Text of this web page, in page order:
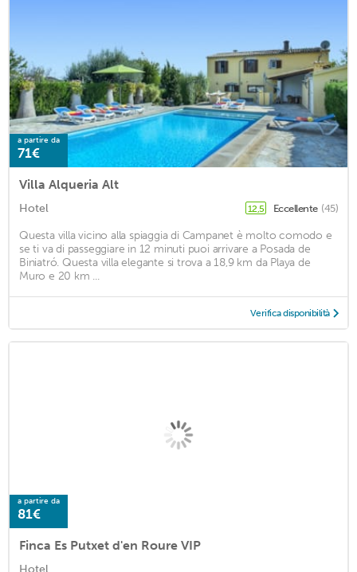
a partire da
71€
Villa Alqueria Alt
Hotel 12,5 Eccellente (45)
Questa villa vicino alla spiaggia di Campanet è molto comodo e
se ti va di passeggiare in 12 minuti puoi arrivare a Posada de
Biniatró. Questa villa elegante si trova a 18,9 km da Playa de
Muro e 20 km ...
Verifica disponibilità
a partire da
81€
Finca Es Putxet d'en Roure VIP